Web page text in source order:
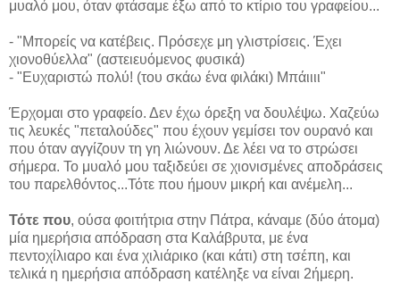
μυαλό μου, όταν φτάσαμε έξω από το κτίριο του γραφείου...
- "Μπορείς να κατέβεις. Πρόσεχε μη γλιστρίσεις. Έχει
χιονοθύελλα" (αστειευόμενος φυσικά)
- "Ευχαριστώ πολύ! (του σκάω ένα φιλάκι) Μπάιιιι"
Έρχομαι στο γραφείο. Δεν έχω όρεξη να δουλέψω. Χαζεύω
τις λευκές "πεταλούδες" που έχουν γεμίσει τον ουρανό και
που όταν αγγίζουν τη γη λιώνουν. Δε λέει να το στρώσει
σήμερα. Το μυαλό μου ταξιδεύει σε χιονισμένες αποδράσεις
του παρελθόντος...Τότε που ήμουν μικρή και ανέμελη...
Τότε που, ούσα φοιτήτρια στην Πάτρα, κάναμε (δύο άτομα)
μία ημερήσια απόδραση στα Καλάβρυτα, με ένα
πεντοχίλιαρο και ένα χιλιάρικο (και κάτι) στη τσέπη, και
τελικά η ημερήσια απόδραση κατέληξε να είναι 2ήμερη.